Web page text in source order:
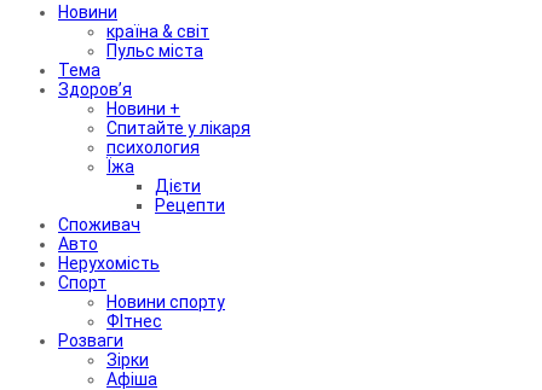
Новини
країна & світ
Пульс міста
Тема
Здоров’я
Новини +
Спитайте у лікаря
психология
Їжа
Дієти
Рецепти
Споживач
Авто
Нерухомість
Спорт
Новини спорту
ФІтнес
Розваги
Зірки
Афіша